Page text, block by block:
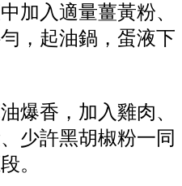
加入適量薑黃粉、
，起油鍋，蛋液下
爆香，加入雞肉、
少許黑胡椒粉一同
。